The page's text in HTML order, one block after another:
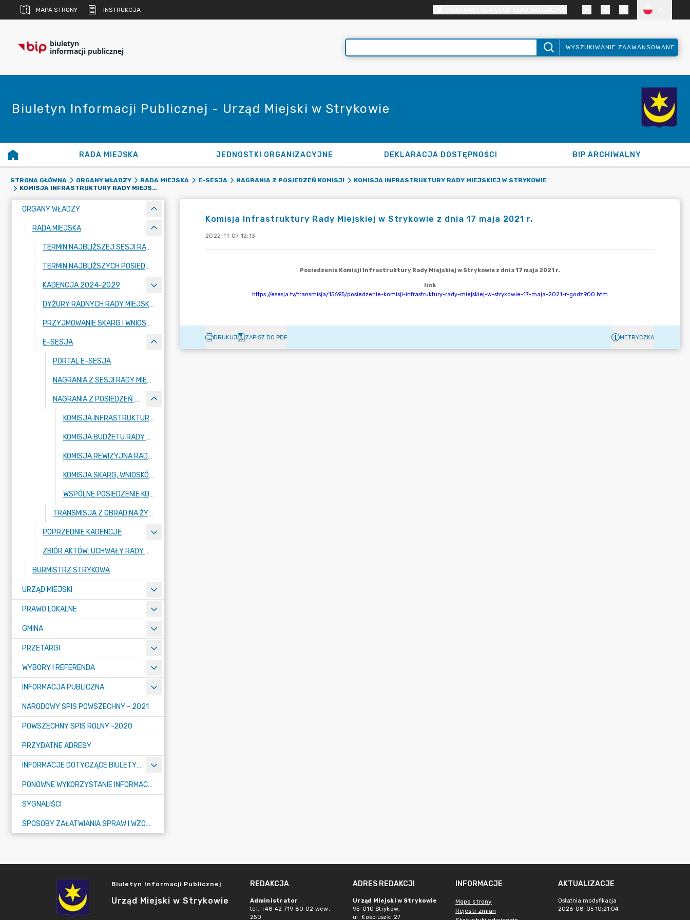
MAPA STRONY INSTRUKCJA
biuletyn
informacji publicznej WYSZUKIWANIE ZAAWANSOWANE
Biuletyn Informacji Publicznej - Urząd Miejski w Strykowie
RADA MIEJSKA JEDNOSTKI ORGANIZACYJNE DEKLARACJA DOSTĘPNOŚCI BIP ARCHIWALNY
STRONA GŁÓWNA ORGANY WŁADZY RADA MIEJSKA E-SESJA NAGRANIA Z POSIEDZEŃ KOMISJI
KOMISJA INFRASTRUKTURY RADY MIEJSKIEJ W STRYKOWIE
KOMISJA INFRASTRUKTURY RADY MIEJSKIEJ W STRYKOWIE Z DNIA 17 MAJA 2021 R.
ORGANY WŁADZY
RADA MIEJSKA
TERMIN NAJBLIŻSZEJ SESJI RADY MIEJSKIEJ WRAZ Z PORZĄDKIEM OBRAD
TERMIN NAJBLIŻSZYCH POSIEDZEŃ KOMISJI RADY MIEJSKIEJ WRAZ Z PORZĄDKIEM OBRAD
KADENCJA 2024-2029
DYŻURY RADNYCH RADY MIEJSKIEJ W STRYKOWIE
PRZYJMOWANIE SKARG I WNIOSKÓW
E-SESJA
PORTAL E-SESJA
NAGRANIA Z SESJI RADY MIEJSKIEJ
NAGRANIA Z POSIEDZEŃ KOMISJI
KOMISJA INFRASTRUKTURY RADY MIEJSKIEJ W STRYKOWIE
KOMISJA BUDŻETU RADY MIEJSKIEJ W STRYKOWIE
KOMISJA REWIZYJNA RADY MIEJSKIEJ W STRYKOWIE
KOMISJA SKARG, WNIOSKÓW I PETYCJI RADY MIEJSKIEJ W STRYKOWIE
WSPÓLNE POSIEDZENIE KOMISJI BUDŻETU, INFRASTRUKTURY ORAZ REWIZYJNEJ RADY MIEJSKIEJ W STRYKOWIE
TRANSMISJA Z OBRAD NA ŻYWO
POPRZEDNIE KADENCJE
ZBIÓR AKTÓW: UCHWAŁY RADY MIEJSKIEJ W STRYKOWIE - BAZA AKTÓW WŁASNYCH
BURMISTRZ STRYKOWA
URZĄD MIEJSKI
PRAWO LOKALNE
GMINA
PRZETARGI
WYBORY I REFERENDA
INFORMACJA PUBLICZNA
NARODOWY SPIS POWSZECHNY - 2021
POWSZECHNY SPIS ROLNY -2020
PRZYDATNE ADRESY
INFORMACJE DOTYCZĄCE BIULETYNU INFORMACJI PUBLICZNEJ
PONOWNE WYKORZYSTANIE INFORMACJI PUBLICZNEJ
SYGNALIŚCI
SPOSOBY ZAŁATWIANIA SPRAW I WZORY WNIOSKÓW
Komisja Infrastruktury Rady Miejskiej w Strykowie z dnia 17 maja 2021 r.
2022-11-07 12:13
DRUKUJ ZAPISZ DO PDF METRYCZKA
Biuletyn Informacji Publicznej
Urząd Miejski w Strykowie
REDAKCJA
Administrator
tel. +48 42 719 80 02 wew.
250
ADRES REDAKCJI
Urząd Miejski w Strykowie
95-010 Stryków,
ul. Kościuszki 27
INFORMACJE
Mapa strony
Rejestr zmian
AKTUALIZACJE
Ostatnia modyfikacja
2026-08-05 10:21:04